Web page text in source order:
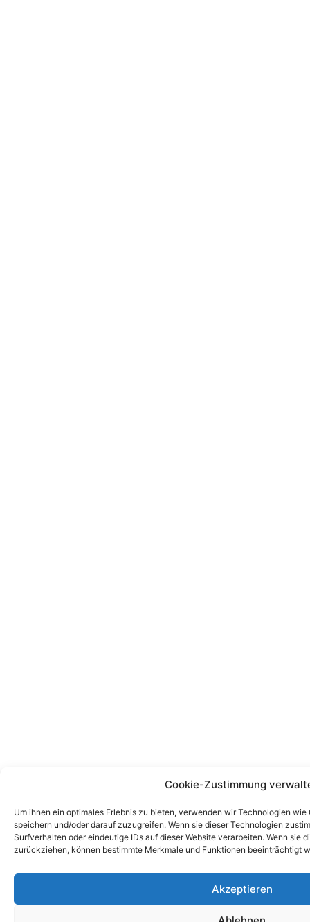
Cookie-Zustimmung
Um ihnen ein optimales Erlebnis zu bieten, verwenden wir Technologien
speichern und/oder darauf zuzugreifen. Wenn sie dieser Technologien
Surfverhalten oder eindeutige IDs auf dieser Website verarbeiten. Wenn sie
zurückziehen, können bestimmte Merkmale und Funktionen beeinträchtigt
Akzeptieren